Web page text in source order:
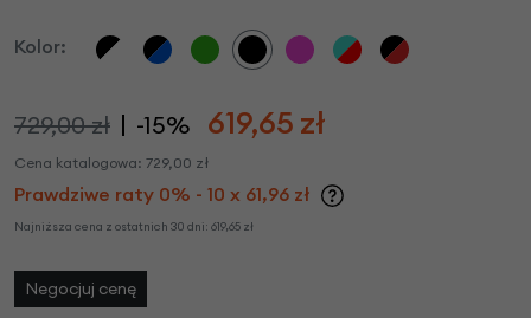
Kolor:
729,00 zł -15% 619,65 zł
Cena katalogowa: 729,00 zł
Prawdziwe raty 0% - 10 x 61,96 zł
Najniższa cena z ostatnich 30 dni: 619,65 zł
Negocjuj cenę